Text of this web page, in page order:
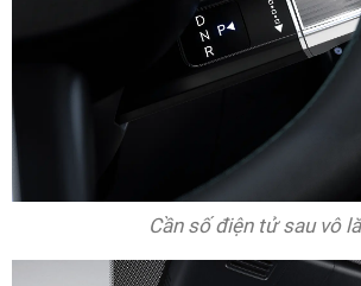
Cần số điện tử sau vô